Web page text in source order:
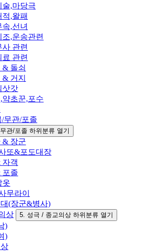
술,마당극
적,왈패
속,선녀
조,운송관련
사 관련
료 관련
& 돌쇠
거지
삿갓
약초꾼,포수
무관/포졸
관/포졸 하위분류 열기
& 장군
또&포도대장
자객
포졸
옷
무라이
(장군&병사)
상
5. 성극 / 종교의상 하위분류 열기
)
)